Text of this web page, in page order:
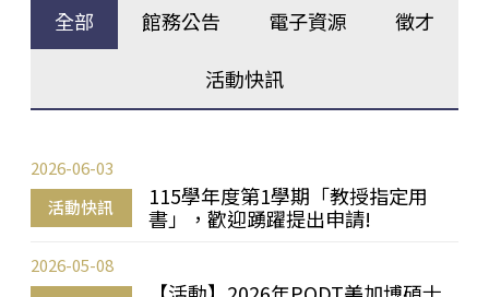
全部 館務公告 電子資源 徵才
活動快訊
活動快訊
115學年度第1學期「教授指定用
書」，歡迎踴躍提出申請!
2026-06-03
2026-05-08